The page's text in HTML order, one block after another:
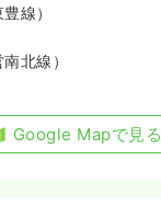
線）
北線）
Google Mapで見る